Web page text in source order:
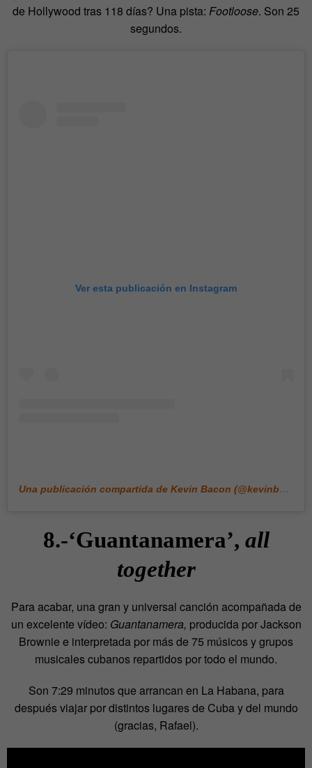
de Hollywood tras 118 días? Una pista: Footloose. Son 25
segundos.
Ver esta publicación en Instagram
8.-‘Guantanamera’, all
together
Para acabar, una gran y universal canción acompañada de
un excelente vídeo: Guantanamera, producida por Jackson
Brownie e interpretada por más de 75 músicos y grupos
musicales cubanos repartidos por todo el mundo.
Son 7:29 minutos que arrancan en La Habana, para
después viajar por distintos lugares de Cuba y del mundo
(gracias, Rafael).